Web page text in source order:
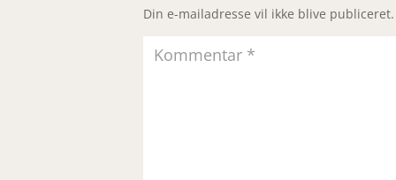
Din e-mailadresse vil ikke blive publiceret.